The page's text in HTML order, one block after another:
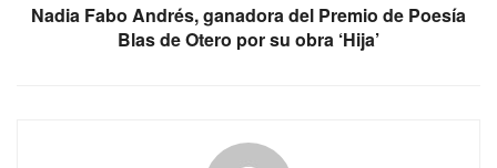
Nadia Fabo Andrés, ganadora del Premio de Poesía
Blas de Otero por su obra ‘Hija’